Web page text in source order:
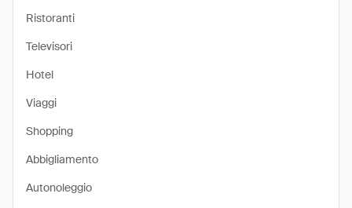
Ristoranti
Televisori
Hotel
Viaggi
Shopping
Abbigliamento
Autonoleggio